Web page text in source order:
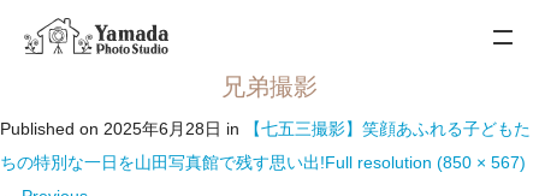
兄弟撮影
Published on 2025年6月28日 in
【七五三撮影】笑顔あふれる子どもた
ちの特別な一日を山田写真館で残す思い出!Full resolution (850 × 567)